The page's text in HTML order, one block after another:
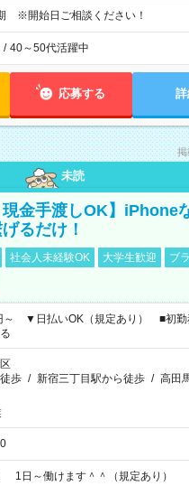
※開始日ご相談ください！
/ 40～50代活躍中
応募する
掲
未読
現金手渡しOK】iPhone
るだけ！
社会人未経験OK 大学生歓迎
ブ
～ ▼日払いOK（規定あり） ■初
歩 / 新宿三丁目駅から徒歩 / 高田
1日～働けます＾＾（規定あり）